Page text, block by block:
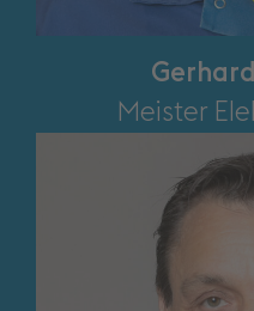
Meister